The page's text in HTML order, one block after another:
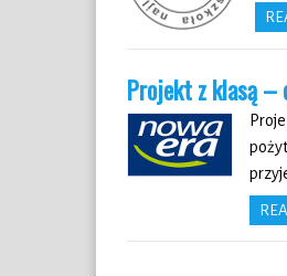
Projekt z klasą –